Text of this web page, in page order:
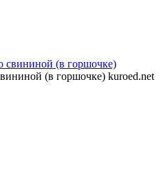
(в горшочке) kuroed.net